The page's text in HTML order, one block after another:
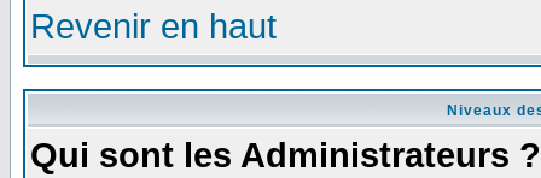
Revenir en haut
Niveaux
Qui sont les Administrateurs ?